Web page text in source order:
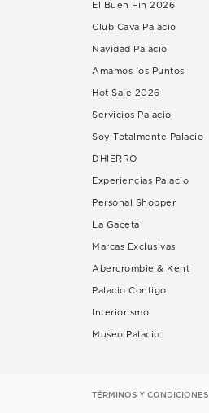
El Buen Fin 2026
Club Cava Palacio
Navidad Palacio
Amamos los Puntos
Hot Sale 2026
Servicios Palacio
Soy Totalmente Palacio
DHIERRO
Experiencias Palacio
Personal Shopper
La Gaceta
Marcas Exclusivas
Abercrombie & Kent
Palacio Contigo
Interiorismo
Museo Palacio
TÉRMINOS Y CONDICIONES